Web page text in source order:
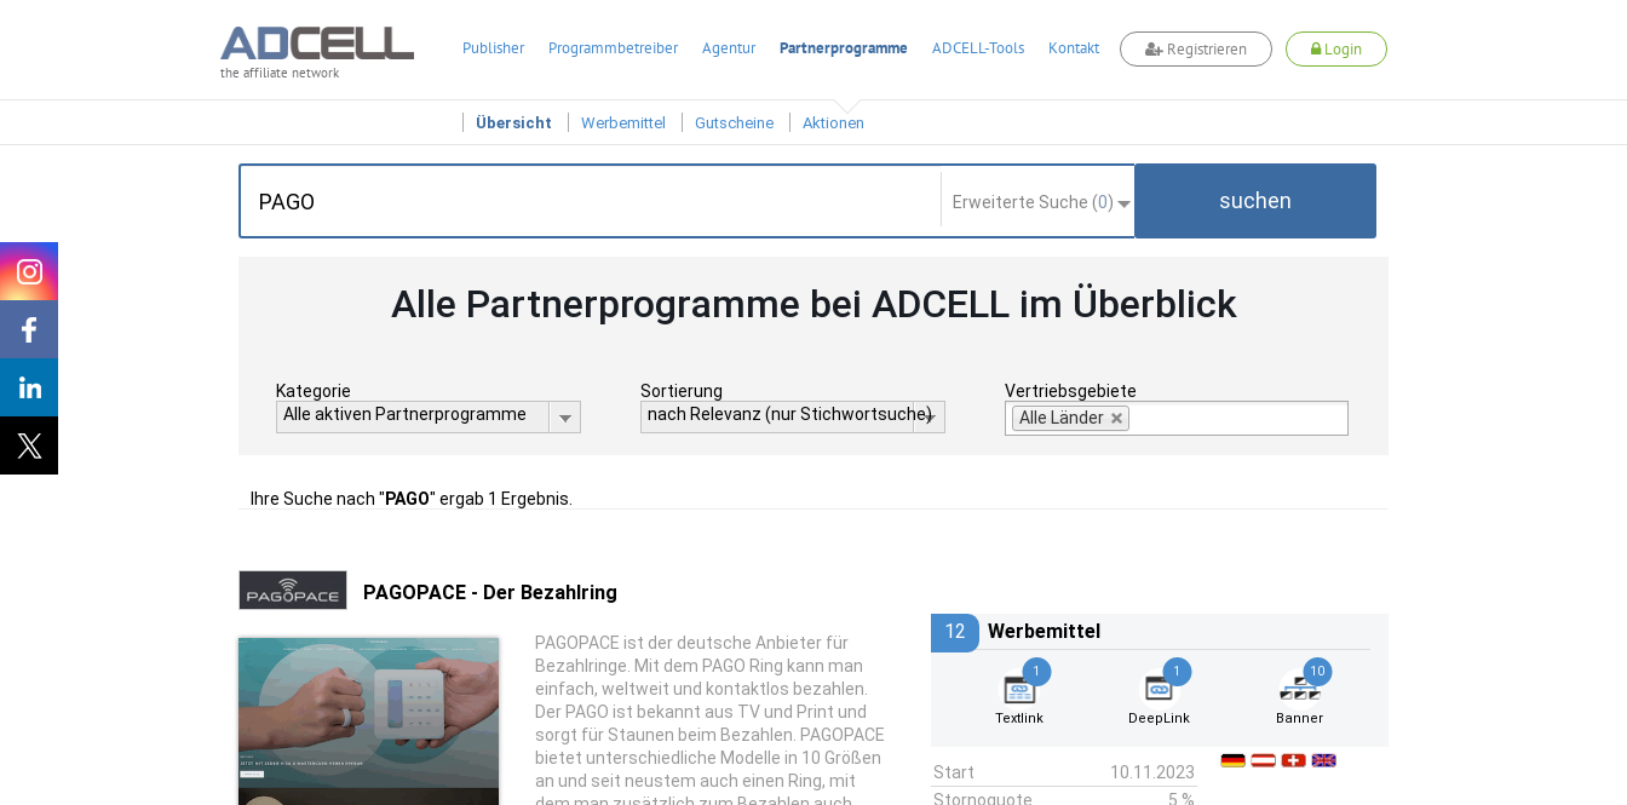
the affiliate network
Publisher Programmbetreiber Agentur Partnerprogramme ADCELL-Tools Kontakt Registrieren Login
Übersicht Werbemittel Gutscheine Aktionen
Erweiterte Suche (0) suchen
Alle Partnerprogramme bei ADCELL im Überblick
Kategorie
Alle aktiven Partnerprogramme
Sortierung
nach Relevanz (nur Stichwortsuche)
Vertriebsgebiete
Alle Länder
Ihre Suche nach " PAGO" ergab 1 Ergebnis.
PAGOPACE - Der Bezahlring
PAGOPACE ist der deutsche Anbieter für
Bezahlringe. Mit dem PAGO Ring kann man
einfach, weltweit und kontaktlos bezahlen.
Der PAGO ist bekannt aus TV und Print und
sorgt für Staunen beim Bezahlen. PAGOPACE
bietet unterschiedliche Modelle in 10 Größen
an und seit neustem auch einen Ring, mit
12 Werbemittel
1
Textlink
1
DeepLink
10
Banner
Start
10.11.2023
Stornoquote
5 %